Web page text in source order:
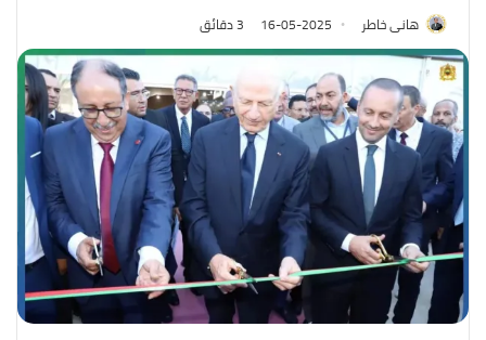
هانى خاطر 2025-05-16